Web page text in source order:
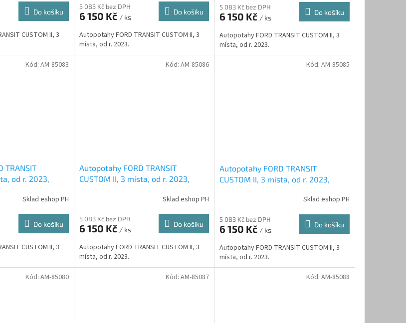
Do košíku
CUSTOM II, 3
5 083 Kč bez DPH
6 150 Kč / ks
Do košíku
Autopotahy FORD TRANSIT CUSTOM II, 3
místa, od r. 2023.
5 083 Kč bez DPH
6 150 Kč / ks
Do košíku
Autopotahy FORD TRANSIT CUSTOM II, 3
místa, od r. 2023.
TRANSIT
od r. 2023,
Sklad eshop PH
Do košíku
CUSTOM II, 3
Kód: AM-85083
Autopotahy FORD TRANSIT
CUSTOM II, 3 místa, od r. 2023,
Sklad eshop PH
5 083 Kč bez DPH
6 150 Kč / ks
Do košíku
Autopotahy FORD TRANSIT CUSTOM II, 3
místa, od r. 2023.
Kód: AM-85086
Autopotahy FORD TRANSIT
CUSTOM II, 3 místa, od r. 2023,
Sklad eshop PH
5 083 Kč bez DPH
6 150 Kč / ks
Do košíku
Autopotahy FORD TRANSIT CUSTOM II, 3
místa, od r. 2023.
Kód: AM-85085
Kód: AM-85080 Kód: AM-85087 Kód: AM-85088